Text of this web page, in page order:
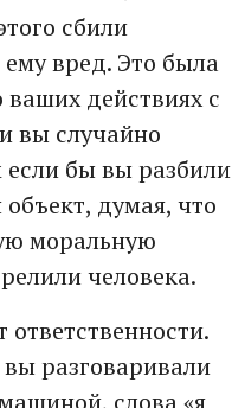
сбили
вред. Это была
ваших действиях с
вы случайно
если бы вы разбили
думая, что
моральную
человека.
разговаривали
слова «я